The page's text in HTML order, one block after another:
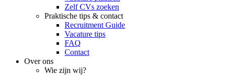
Zelf CVs zoeken
Praktische tips & contact
Recruitment Guide
Vacature tips
FAQ
Contact
Over ons
Wie zijn wij?